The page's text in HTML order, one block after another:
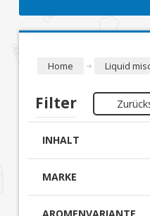
Home Liquid
Filter
INHALT
MARKE